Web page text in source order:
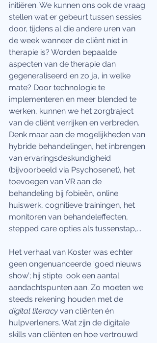
initiëren. We kunnen ons ook de vraag
stellen wat er gebeurt tussen sessies
door, tijdens al die andere uren van
de week wanneer de cliënt niet in
therapie is? Worden bepaalde
aspecten van de therapie dan
gegeneraliseerd en zo ja, in welke
mate? Door technologie te
implementeren en meer blended te
werken, kunnen we het zorgtraject
van de cliënt verrijken en verbreden.
Denk maar aan de mogelijkheden van
hybride behandelingen, het inbrengen
van ervaringsdeskundigheid
(bijvoorbeeld via Psychosenet), het
toevoegen van VR aan de
behandeling bij fobieën, online
huiswerk, cognitieve trainingen, het
monitoren van behandeleffecten,
stepped care opties als tussenstap,...
Het verhaal van Koster was echter
geen ongenuanceerde ‘goed nieuws
show’; hij stipte  ook een aantal
aandachtspunten aan. Zo moeten we
steeds rekening houden met de
digital literacy van cliënten én
hulpverleners. Wat zijn de digitale
skills van cliënten en hoe vertrouwd